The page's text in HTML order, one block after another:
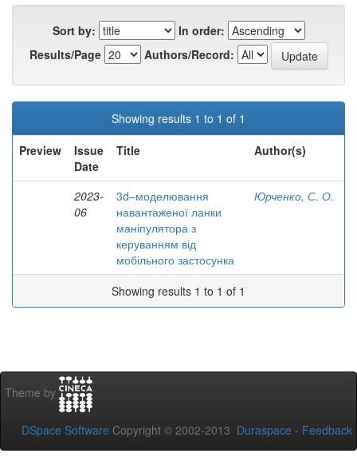
Sort by:
In order:
Results/Page
Authors/Record:
Showing results 1 to 1 of 1
Preview
Issue
Date
Title Author(s)
2023-
06
3d–моделювання
навантаженої ланки
маніпулятора з
керуванням від
мобільного застосунка
Юрченко, С. О.
Showing results 1 to 1 of 1
Theme by
DSpace Software Copyright © 2002-2013 Duraspace - Feedback